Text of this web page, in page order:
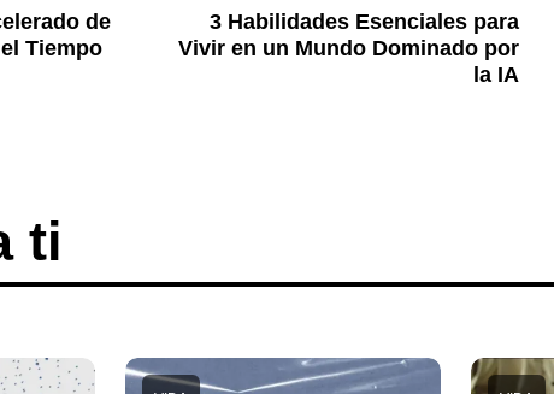
de
Tiempo
3 Habilidades Esenciales para
Vivir en un Mundo Dominado por
la IA
ti